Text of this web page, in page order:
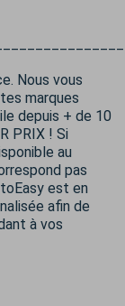
Nous vous
marques
depuis + de 10
PRIX ! Si
au
pas
est en
afin de
à vos